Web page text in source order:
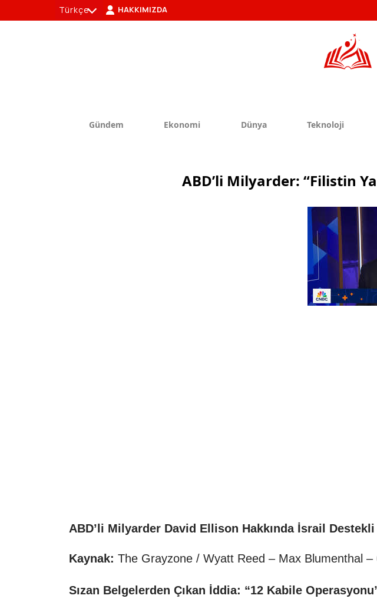
Gündem Ekonomi Dünya Teknoloji
ABD’li Milyarder: “Filistin
ABD’li Milyarder David Ellison Hakkında İsrail
Kaynak: The Grayzone / Wyatt Reed – Max Blumenthal –
Sızan Belgelerden Çıkan İddia: “12 Kabile
Türkçe
HAKKIMIZDA